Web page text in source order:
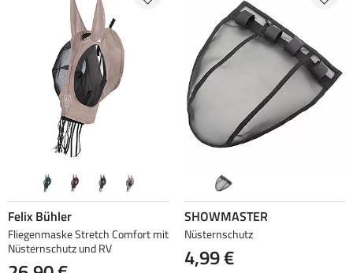
Felix Bühler
Fliegenmaske Stretch Comfort mit
Nüsternschutz und RV
SHOWMASTER
Nüsternschutz
4,99 €